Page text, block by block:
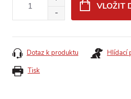
VLOŽIT
Tisk
Dotaz k produktu Hlídací